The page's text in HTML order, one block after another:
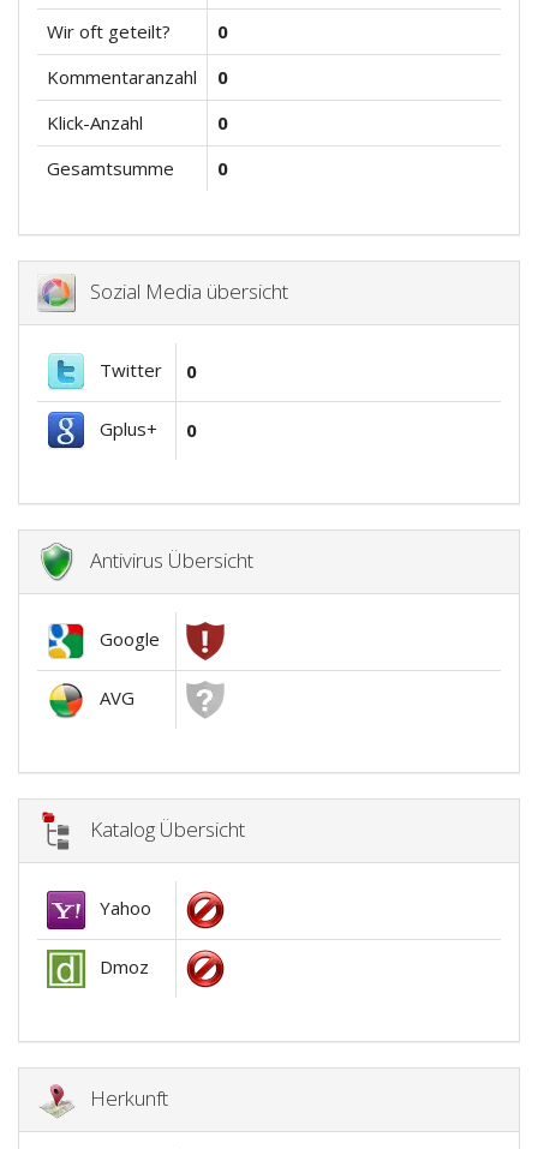
Wir oft geteilt?
0
Kommentaranzahl
0
Klick-Anzahl
0
Gesamtsumme
0
Sozial Media übersicht
Twitter 0
Gplus+ 0
Antivirus Übersicht
Google
AVG
Katalog Übersicht
Yahoo
Dmoz
Herkunft